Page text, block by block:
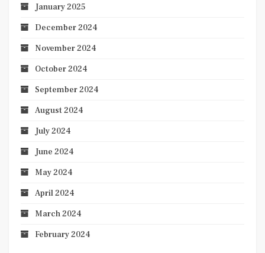
January 2025
December 2024
November 2024
October 2024
September 2024
August 2024
July 2024
June 2024
May 2024
April 2024
March 2024
February 2024